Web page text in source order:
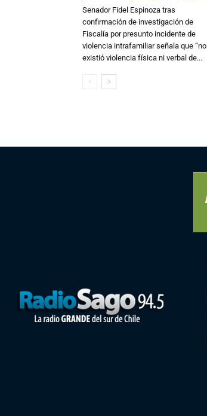
Senador Fidel Espinoza tras
confirmación de investigación de
Fiscalía por presunto incidente de
violencia intrafamiliar señala que “no
existió violencia física ni verbal de...